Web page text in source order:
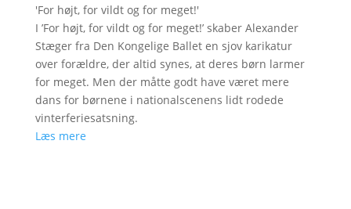
'For højt, for vildt og for meget!'
I ’For højt, for vildt og for meget!’ skaber Alexander
Stæger fra Den Kongelige Ballet en sjov karikatur
over forældre, der altid synes, at deres børn larmer
for meget. Men der måtte godt have været mere
dans for børnene i nationalscenens lidt rodede
vinterferiesatsning.
Læs mere